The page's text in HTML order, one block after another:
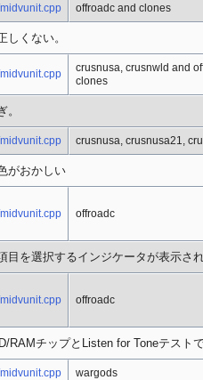
offroadc and clones
しくない。
crusnusa, crusnwld and
clones
crusnusa, crusnusa21,
がおかしい
offroadc
目を選択するインジケータが表示さ
offroadc
RAMチップとListen for Toneテスト
wargods